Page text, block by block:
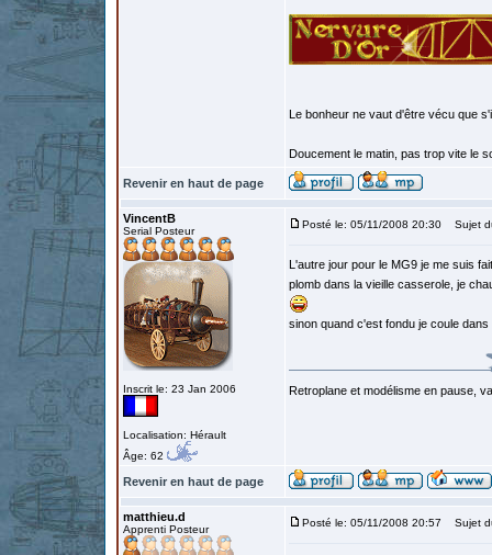
Le bonheur ne vaut d'être vécu que
Doucement le matin, pas trop vite le
Revenir en haut de page
VincentB
Serial Posteur
Inscrit le: 23 Jan 2006
Localisation: Hérault
Âge: 62
Posté le: 05/11/2008 20:30 Sujet
L'autre jour pour le MG9 je me suis
plomb dans la vieille casserole, je
sinon quand c'est fondu je coule
Retroplane et modélisme en pause,
Revenir en haut de page
matthieu.d
Apprenti Posteur
Posté le: 05/11/2008 20:57 Sujet